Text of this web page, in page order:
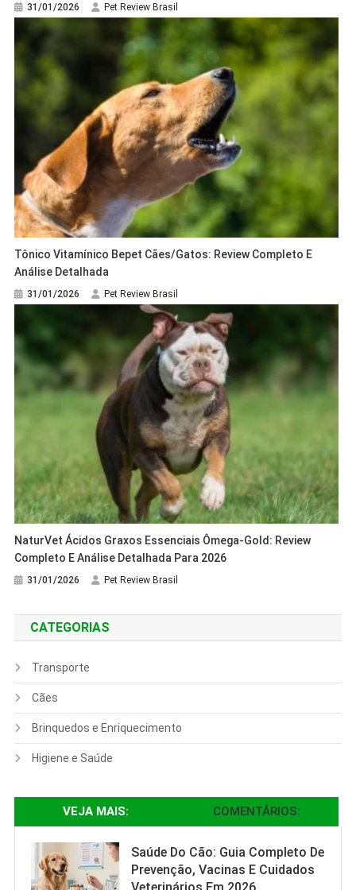
31/01/2026 Pet Review Brasil
Tônico Vitamínico Bepet Cães/Gatos: Review Completo E
Análise Detalhada
31/01/2026 Pet Review Brasil
NaturVet Ácidos Graxos Essenciais Ômega-Gold: Review
Completo E Análise Detalhada Para 2026
31/01/2026 Pet Review Brasil
CATEGORIAS
Transporte
Cães
Brinquedos e Enriquecimento
Higiene e Saúde
VEJA MAIS: COMENTÁRIOS:
Saúde Do Cão: Guia Completo De
Prevenção, Vacinas E Cuidados